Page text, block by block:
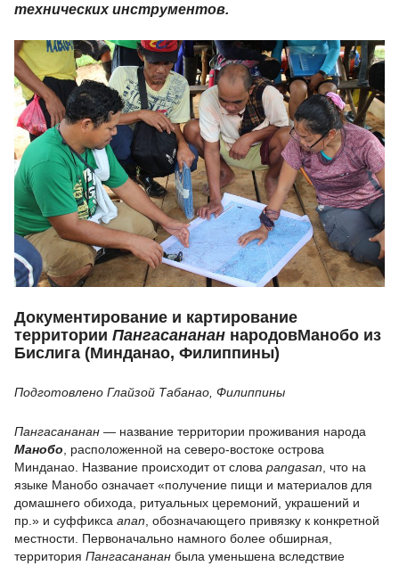
технических инструментов.
Документирование и картирование
территории Пангасананан народовМанобо из
Бислига (Минданао, Филиппины)
Подготовлено Глайзой Табанао, Филиппины
Пангасананан — название территории проживания народа
Манобо, расположенной на северо-востоке острова
Минданао. Название происходит от слова pangasan, что на
языке Манобо означает «получение пищи и материалов для
домашнего обихода, ритуальных церемоний, украшений и
пр.» и суффикса anan, обозначающего привязку к конкретной
местности. Первоначально намного более обширная,
территория Пангасананан была уменьшена вследствие